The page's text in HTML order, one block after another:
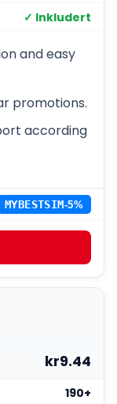
✓ Inkludert
and easy
promotions.
according
MYBESTSIM-5%
kr9.44
190+